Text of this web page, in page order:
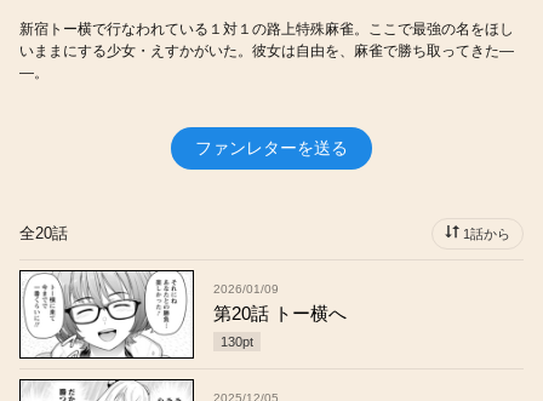
新宿トー横で行なわれている１対１の路上特殊麻雀。ここで最強の名をほし
いままにする少女・えすかがいた。彼女は自由を、麻雀で勝ち取ってきた―
―。
ファンレターを送る
全20話 1話から
2026/01/09
第20話 トー横へ
130pt
2025/12/05